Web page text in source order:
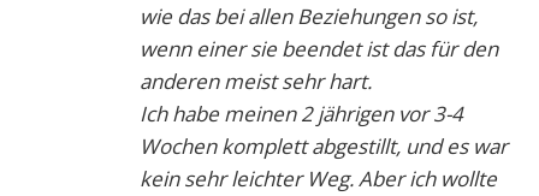
wie das bei allen Beziehungen so ist,
wenn einer sie beendet ist das für den
anderen meist sehr hart.
Ich habe meinen 2 jährigen vor 3-4
Wochen komplett abgestillt, und es war
kein sehr leichter Weg. Aber ich wollte